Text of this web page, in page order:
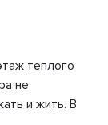
теплого
не
и жить. В